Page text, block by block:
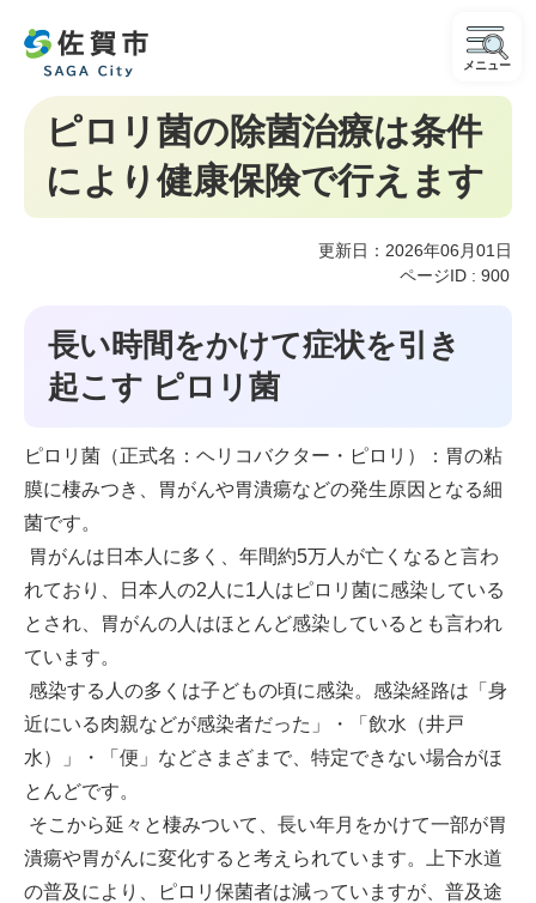
メニュー
ピロリ菌の除菌治療は条件
により健康保険で行えます
更新日：2026年06月01日
ページID : 900
長い時間をかけて症状を引き
起こす ピロリ菌
ピロリ菌（正式名：ヘリコバクター・ピロリ）：胃の粘
膜に棲みつき、胃がんや胃潰瘍などの発生原因となる細
菌です。
胃がんは日本人に多く、年間約5万人が亡くなると言わ
れており、日本人の2人に1人はピロリ菌に感染している
とされ、胃がんの人はほとんど感染しているとも言われ
ています。
感染する人の多くは子どもの頃に感染。感染経路は「身
近にいる肉親などが感染者だった」・「飲水（井戸
水）」・「便」などさまざまで、特定できない場合がほ
とんどです。
そこから延々と棲みついて、長い年月をかけて一部が胃
潰瘍や胃がんに変化すると考えられています。上下水道
の普及により、ピロリ保菌者は減っていますが、普及途